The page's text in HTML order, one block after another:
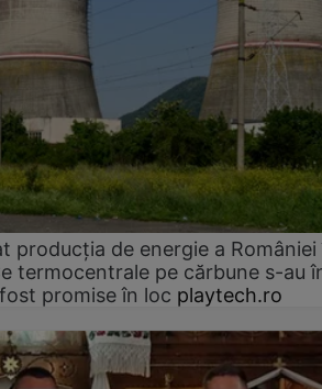
producția de energie a României
termocentrale pe cărbune s-au
promise în loc playtech.ro